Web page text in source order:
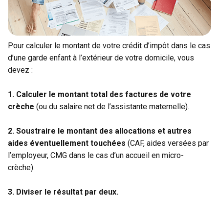
Pour calculer le montant de votre crédit d’impôt dans le cas
d’une garde enfant à l’extérieur de votre domicile, vous
devez :
1. Calculer le montant total des factures de votre
crèche (ou du salaire net de l’assistante maternelle).
2. Soustraire le montant des allocations et autres
aides éventuellement touchées (CAF, aides versées par
l’employeur, CMG dans le cas d’un accueil en micro-
crèche).
3. Diviser le résultat par deux.